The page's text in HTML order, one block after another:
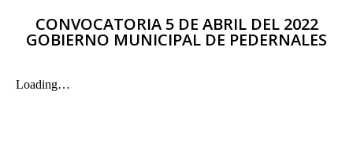
CONVOCATORIA 5 DE ABRIL DEL 2022
GOBIERNO MUNICIPAL DE PEDERNALES